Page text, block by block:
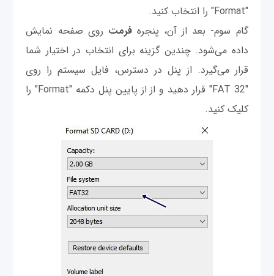
"Format" را انتخاب کنید.
گام سوم- بعد از آن، پنجرهفرمت روی صفحه نمایش
داده می‌شود. چندین گزینه برای انتخاب در اختیار شما
قرار می‌گیرد. از پنل در دسترس، فایل سیستم را روی
"FAT 32" قرار دهید و از از پایین پنل دکمه "Format" را
کلیک کنید.